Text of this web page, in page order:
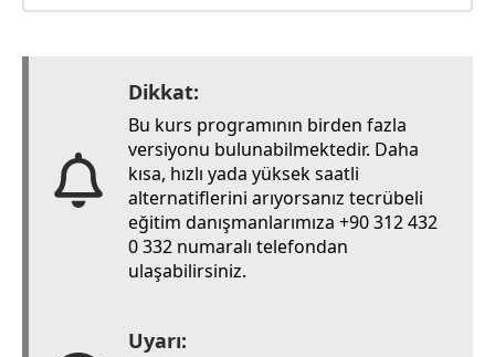
Dikkat:
Bu kurs programının birden fazla
versiyonu bulunabilmektedir. Daha
kısa, hızlı yada yüksek saatli
alternatiflerini arıyorsanız tecrübeli
eğitim danışmanlarımıza +90 312 432
0 332 numaralı telefondan
ulaşabilirsiniz.
Uyarı: